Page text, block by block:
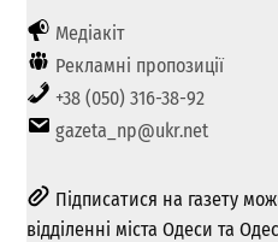
Медіакіт
Рекламні пропозиції
+38 (050) 316-38-92
gazeta_np@ukr.net
Підписатися на газету
відділенні міста Одеси та